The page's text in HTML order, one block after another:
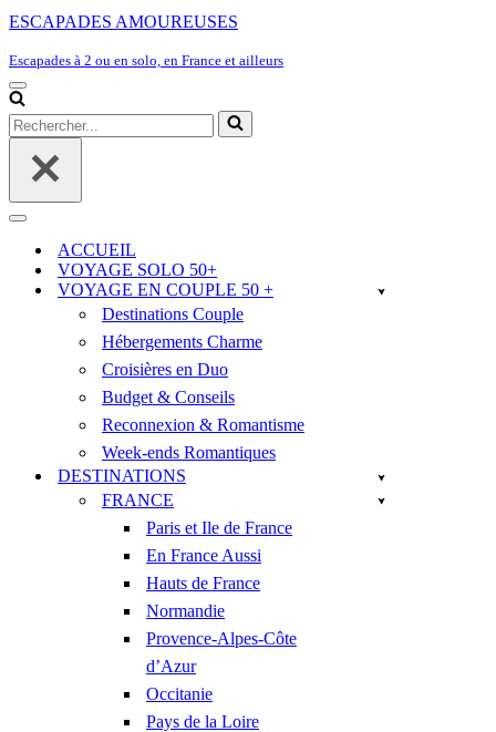
ESCAPADES AMOUREUSES
Escapades à 2 ou en solo, en France et ailleurs
Menu
de
navigation
Rechercher...
Menu
navigationACCUEIL
VOYAGE SOLO 50+
VOYAGE EN COUPLE 50 +
Destinations Couple
Hébergements Charme
Croisières en Duo
Budget & Conseils
Reconnexion & Romantisme
Week-ends Romantiques
DESTINATIONS
FRANCE
Paris et Ile de France
En France Aussi
Hauts de France
Normandie
Provence-Alpes-Côte
d’Azur
Occitanie
Pays de la Loire